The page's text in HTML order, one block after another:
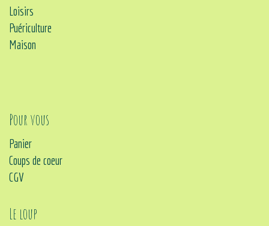
Loisirs
Puériculture
Maison
Pour vous
Panier
Coups de coeur
CGV
Le loup